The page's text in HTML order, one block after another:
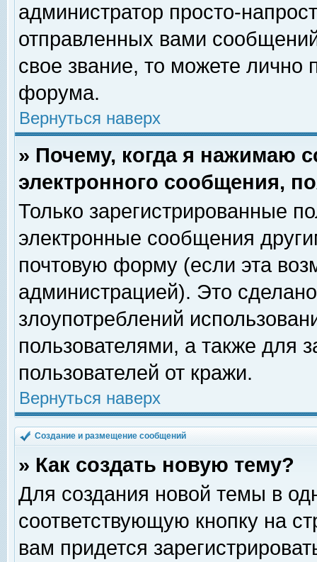
администратор просто-
отправленных вами
свое звание, то можете лично
форума.
Вернуться наверх
» Почему, когда я нажимаю
электронного сообщения,
Только зарегистрированные
электронные сообщения
почтовую форму (если эта
администрацией). Это
злоупотреблений
пользователями, а также для
пользователей от кражи.
Вернуться наверх
Создание и размещение сообщений
» Как создать новую тему?
Для создания новой темы в
соответствующую кнопку на
вам придется